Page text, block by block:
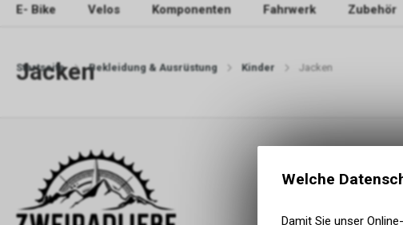
E- Bike Velos Komponenten Fahrwerk Zubehör
Startseite Bekleidung & Ausrüstung Kinder Jacken
Jacken
E-
Welche
Damit Sie unser